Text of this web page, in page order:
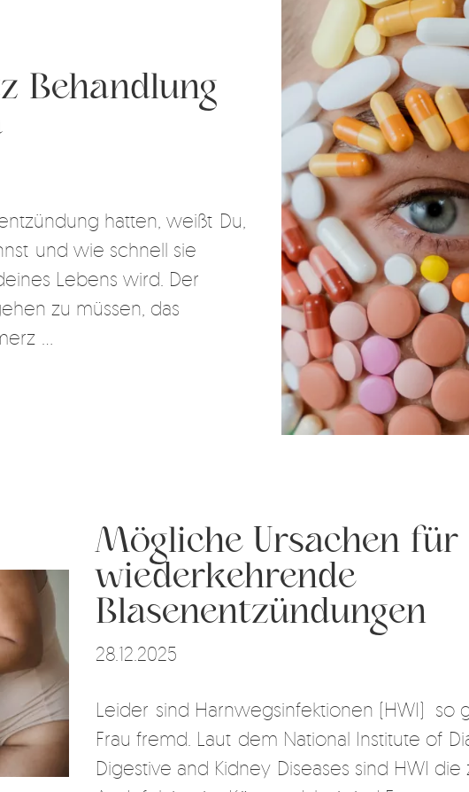
Behandlung
hatten, weißt Du,
und wie schnell sie
Lebens wird. Der
zu müssen, das
...
Mögliche Ursachen für
wiederkehrende
Blasenentzündungen
28.12.2025
Leider sind Harnwegsinfektionen (HWI) so
Frau fremd. Laut dem National Institute of
Digestive and Kidney Diseases sind HWI